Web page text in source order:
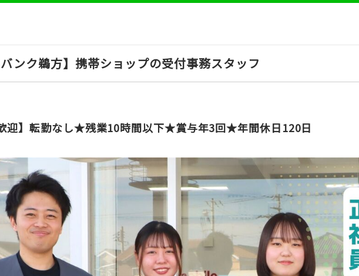
バンク鵜方】携帯ショップの受付事務スタッフ
歓迎】転勤なし★残業10時間以下★賞与年3回★年間休日120日